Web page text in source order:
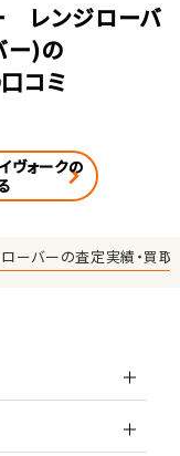
レンジローバ
ー)の
コミ
ヴォークの
ローバーの査定実績・買取